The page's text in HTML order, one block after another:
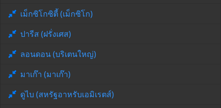
เม็กซิโกซิตี้ (เม็กซิโก)
ปารีส (ฝรั่งเศส)
ลอนดอน (บริเตนใหญ่)
มาเก๊า (มาเก๊า)
ดูไบ (สหรัฐอาหรับเอมิเรตส์)